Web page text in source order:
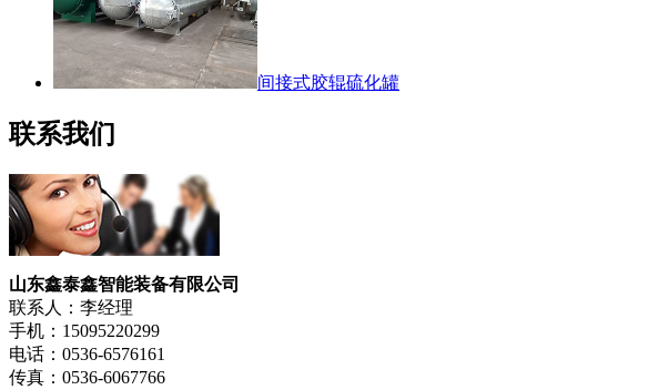
间接式胶辊硫化罐
联系我们
山东鑫泰鑫智能装备有限公司
联系人：李经理
手机：15095220299
电话：0536-6576161
传真：0536-6067766